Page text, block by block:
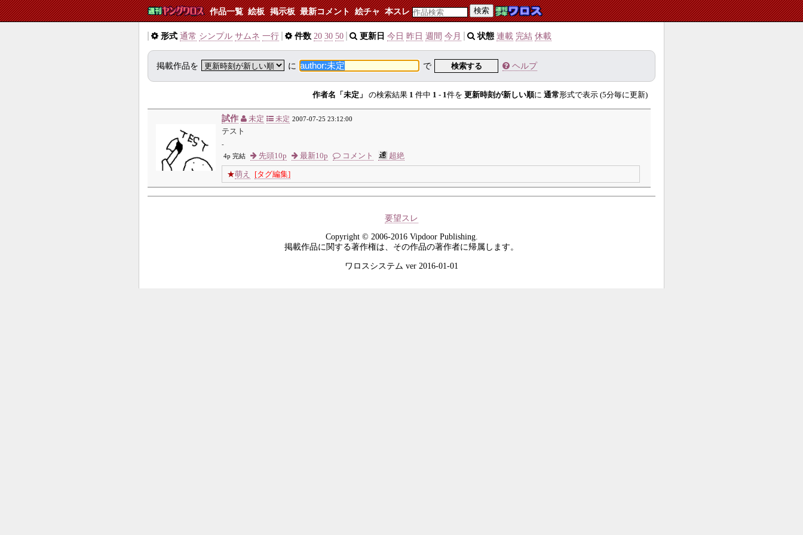
作品一覧 絵板 掲示板 最新コメント 絵チャ 本スレ 検索
形式 通常 シンプル サムネ 一行 件数 20 30 50 更新日 今日 昨日 週間 今月 状態 連載 完結 休載
掲載作品を に で 検索する ヘルプ
作者名「未定」 の検索結果 1 件中 1 - 1件を 更新時刻が新しい順に通常形式で表示 (5分毎に更新)
試作 未定 未定 2007-07-25 23:12:00
テスト
-
4p 完結
先頭10p 最新10p コメント 超絶
★萌え [タグ編集]
要望スレ
Copyright © 2006-2016 Vipdoor Publishing.
掲載作品に関する著作権は、その作品の著作者に帰属します。
ワロスシステム ver 2016-01-01